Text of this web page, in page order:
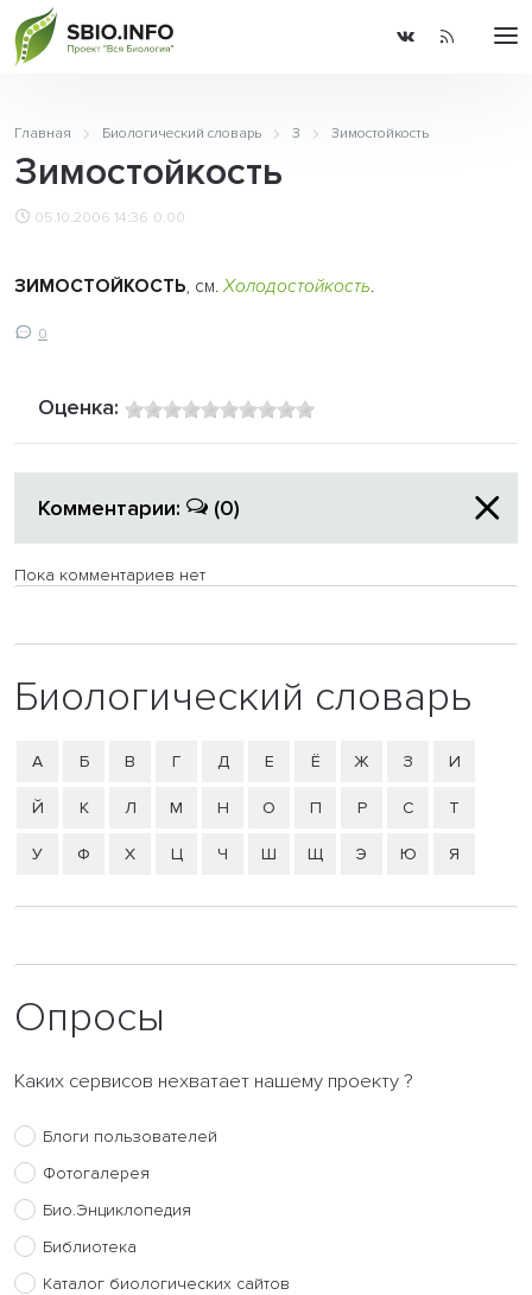
Главная Биологический словарь З Зимостойкость
Зимостойкость
05.10.2006 14:36 0.00
ЗИМОСТОЙКОСТЬ, см.Холодостойкость.
0
Оценка:
Комментарии: (0)
Пока комментариев нет
Биологический словарь
А Б В Г Д Е Ё Ж З И
Й К Л М Н О П Р С Т
У Ф Х Ц Ч Ш Щ Э Ю Я
Опросы
Каких сервисов нехватает нашему проекту ?
Блоги пользователей
Фотогалерея
Био.Энциклопедия
Библиотека
Каталог биологических сайтов